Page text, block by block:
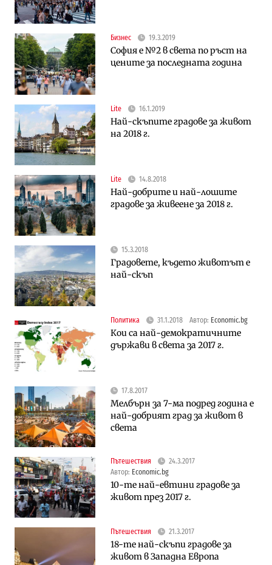
Бизнес 19.3.2019
София е №2 в света по ръст на
цените за последната година
Lite 16.1.2019
Най-скъпите градове за живот
на 2018 г.
Lite 14.8.2018
Най-добрите и най-лошите
градове за живеене за 2018 г.
15.3.2018
Градовете, където животът е
най-скъп
Политика 31.1.2018 Автор: Economic.bg
Кои са най-демократичните
държави в света за 2017 г.
17.8.2017
Мелбърн за 7-ма подред година е
най-добрият град за живот в
света
Пътешествия
24.3.2017
Автор: Economic.bg
10-те най-евтини градове за
живот през 2017 г.
Пътешествия 21.3.2017
18-те най-скъпи градове за
живот в Западна Европа